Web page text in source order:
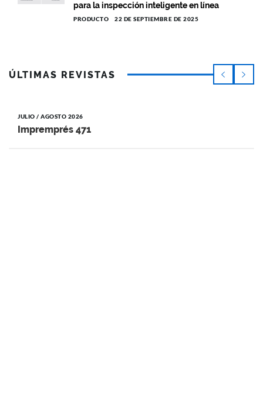
para la inspección inteligente en línea
PRODUCTO 22 DE SEPTIEMBRE DE 2025
ÚLTIMAS REVISTAS
JULIO / AGOSTO 2026
Impremprés 471